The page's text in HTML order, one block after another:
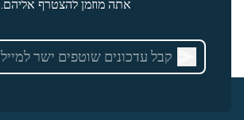
אתה מוזמן להצטרף אליהם.